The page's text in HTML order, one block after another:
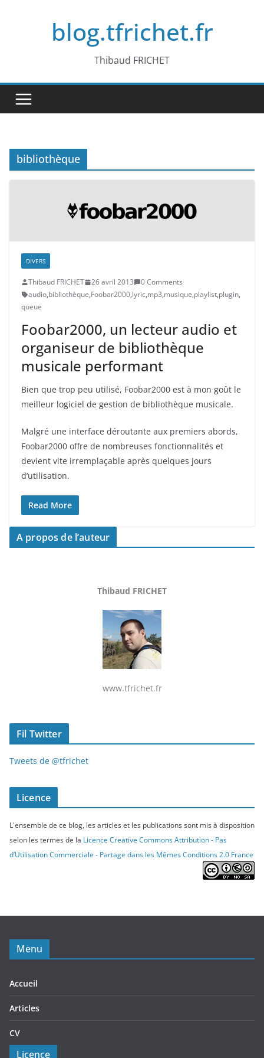
blog.tfrichet.fr
Thibaud FRICHET
bibliothèque
DIVERS
Thibaud FRICHET 26 avril 2013
0 Comments
audio,bibliothèque,Foobar2000,lyric,mp3,musique,playlist,plugin,
queue
Foobar2000, un lecteur audio et
organiseur de bibliothèque
musicale performant
Bien que trop peu utilisé, Foobar2000 est à mon goût le
meilleur logiciel de gestion de bibliothèque musicale.
Malgré une interface déroutante aux premiers abords,
Foobar2000 offre de nombreuses fonctionnalités et
devient vite irremplaçable après quelques jours
d’utilisation.
Read More
A propos de l’auteur
Thibaud FRICHET
www.tfrichet.fr
Fil Twitter
Tweets de @tfrichet
Licence
L'ensemble de ce blog, les articles et les publications sont mis à disposition
selon les termes de la Licence Creative Commons Attribution - Pas
d’Utilisation Commerciale - Partage dans les Mêmes Conditions 2.0 France
Menu
Accueil
Articles
CV
Licence